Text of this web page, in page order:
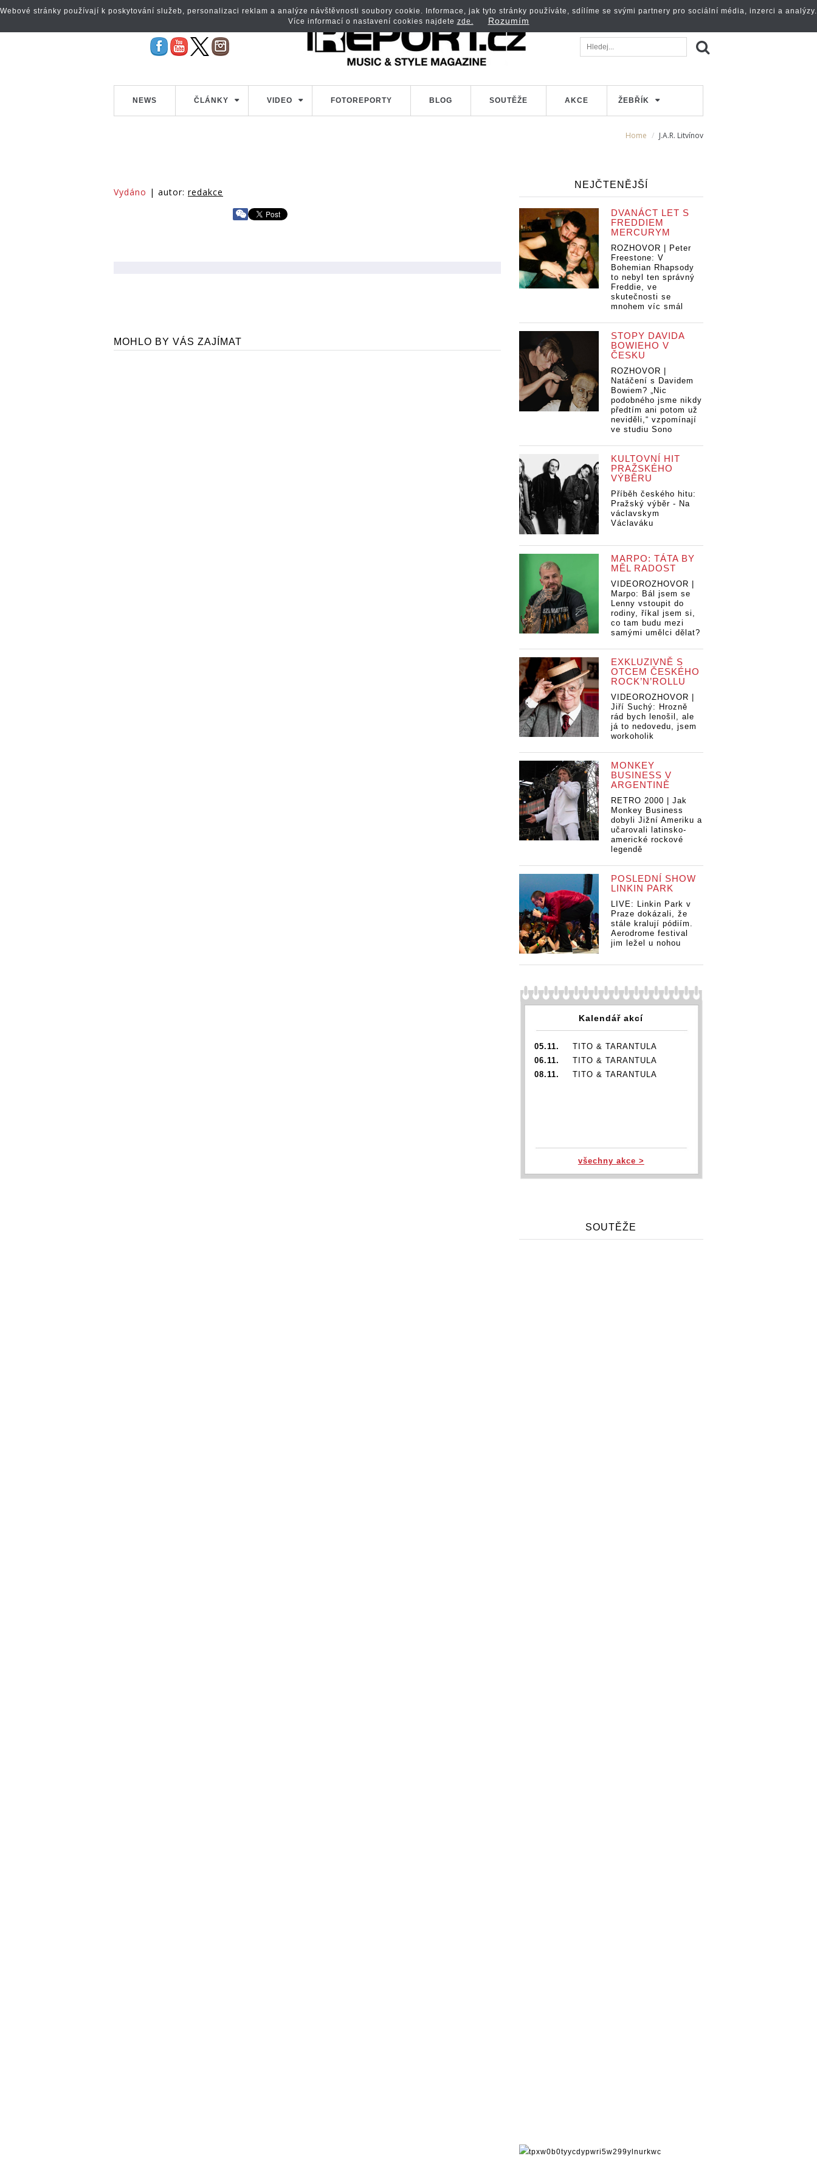
NEWS ČLÁNKY VIDEO FOTOREPORTY BLOG SOUTĚŽE AKCE ŽEBŘÍK
Home J.A.R. Litvínov
Vydáno | autor: redakce
MOHLO BY VÁS ZAJÍMAT
NEJČTENĚJŠÍ
DVANÁCT LET S
FREDDIEM
MERCURYM
ROZHOVOR | Peter
Freestone: V
Bohemian Rhapsody
to nebyl ten správný
Freddie, ve
skutečnosti se
mnohem víc smál
STOPY DAVIDA
BOWIEHO V
ČESKU
ROZHOVOR |
Natáčení s Davidem
Bowiem? „Nic
podobného jsme nikdy
předtím ani potom už
neviděli,“ vzpomínají
ve studiu Sono
KULTOVNÍ HIT
PRAŽSKÉHO
VÝBĚRU
Příběh českého hitu:
Pražský výběr - Na
václavskym
Václaváku
MARPO: TÁTA BY
MĚL RADOST
VIDEOROZHOVOR |
Marpo: Bál jsem se
Lenny vstoupit do
rodiny, říkal jsem si,
co tam budu mezi
samými umělci dělat?
EXKLUZIVNĚ S
OTCEM ČESKÉHO
ROCK’N’ROLLU
VIDEOROZHOVOR |
Jiří Suchý: Hrozně
rád bych lenošil, ale
já to nedovedu, jsem
workoholik
MONKEY
BUSINESS V
ARGENTINĚ
RETRO 2000 | Jak
Monkey Business
dobyli Jižní Ameriku a
učarovali latinsko-
americké rockové
legendě
POSLEDNÍ SHOW
LINKIN PARK
LIVE: Linkin Park v
Praze dokázali, že
stále kralují pódiím.
Aerodrome festival
jim ležel u nohou
Kalendář akcí
05.11.
TITO & TARANTULA
06.11.
TITO & TARANTULA
08.11.
TITO & TARANTULA
všechny akce >
SOUTĚŽE
Webové stránky používají k poskytování služeb, personalizaci reklam a analýze návštěvnosti soubory cookie. Informace, jak tyto stránky používáte, sdílíme se svými partnery pro sociální média, inzerci a analýzy.
Více informací o nastavení cookies najdete zde. Rozumím